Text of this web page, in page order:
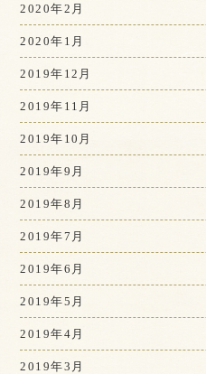
2020年2月
2020年1月
2019年12月
2019年11月
2019年10月
2019年9月
2019年8月
2019年7月
2019年6月
2019年5月
2019年4月
2019年3月